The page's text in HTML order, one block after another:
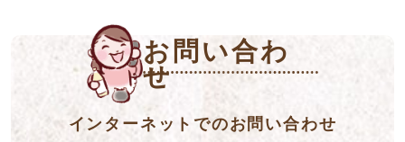
お問い合わ
せ
インターネットでのお問い合わせ